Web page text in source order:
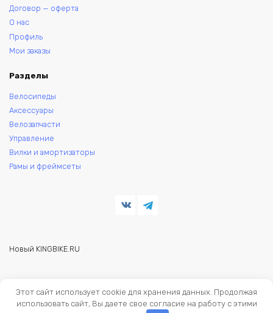
Договор — оферта
О нас
Профиль
Мои заказы
Разделы
Велосипеды
Аксессуары
Велозапчасти
Управление
Вилки и амортизаторы
Рамы и фреймсеты
Новый KINGBIKE.RU
велосипедов.
Этот сайт использует cookie для хранения данных. Продолжая
использовать сайт, Вы даете свое согласие на работу с этими